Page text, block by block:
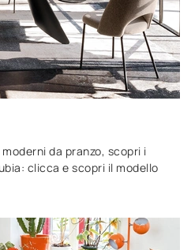
da pranzo, scopri i
clicca e scopri il modello